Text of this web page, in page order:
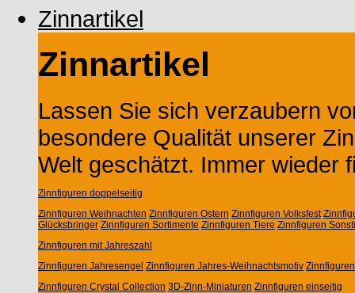
Zinnartikel
Zinnartikel
Lassen Sie sich verzaubern
besondere Qualität unserer
Welt geschätzt. Immer wieder
Zinnfiguren doppelseitig
Zinnfiguren Weihnachten Zinnfiguren Ostern Zinnfiguren Volksfest
Glücksbringer Zinnfiguren Sortimente Zinnfiguren Tiere Zinnfiguren
Zinnfiguren mit Jahreszahl
Zinnfiguren Jahresengel Zinnfiguren Jahres-Weihnachtsmotiv
Zinnfiguren Crystal Collection 3D-Zinn-Miniaturen Zinnfiguren einseitig